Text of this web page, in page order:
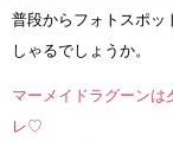
普段からフォトスポッ
しゃるでしょうか。
マーメイドラグーンは
レ♡